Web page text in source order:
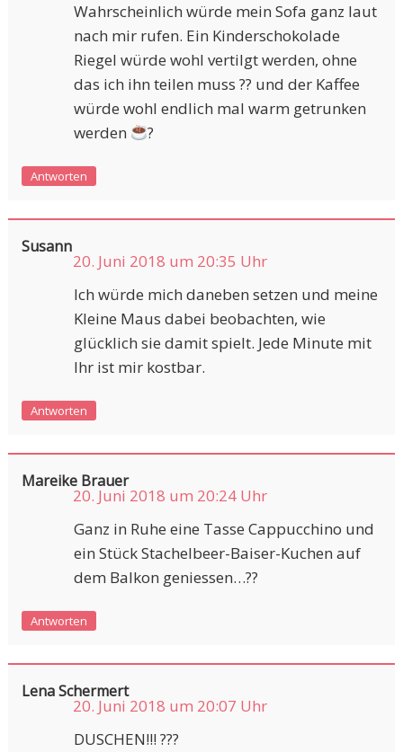
Wahrscheinlich würde mein Sofa ganz laut
nach mir rufen. Ein Kinderschokolade
Riegel würde wohl vertilgt werden, ohne
das ich ihn teilen muss ?? und der Kaffee
würde wohl endlich mal warm getrunken
werden
?
Antworten
Susann
20. Juni 2018 um 20:35 Uhr
Ich würde mich daneben setzen und meine
Kleine Maus dabei beobachten, wie
glücklich sie damit spielt. Jede Minute mit
Ihr ist mir kostbar.
Antworten
Mareike Brauer
20. Juni 2018 um 20:24 Uhr
Ganz in Ruhe eine Tasse Cappucchino und
ein Stück Stachelbeer-Baiser-Kuchen auf
dem Balkon geniessen…??
Antworten
Lena Schermert
20. Juni 2018 um 20:07 Uhr
DUSCHEN!!! ???